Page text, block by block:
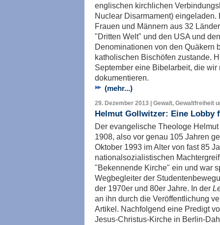
englischen kirchlichen
Nuclear Disarmament) eingeladen.
Frauen und Männern aus 32
"Dritten Welt" und den USA und
Denominationen von den Quäkern
katholischen Bischöfen zustande.
September eine Bibelarbeit, die
dokumentieren.
(mehr...)
29. Dezember 2013 | Gewalt, Gewaltfreiheit
Helmut Gollwitzer: Eine Lobby
Der evangelische Theologe
1908, also vor genau 105 Jahren
Oktober 1993 im Alter von fast 85
nationalsozialistischen
"Bekennende Kirche" ein und war
Wegbegleiter der
der 1970er und 80er Jahre. In der
an ihn durch die Veröffentlichung
Artikel. Nachfolgend eine Predigt
Jesus-Christus-Kirche in Berlin-